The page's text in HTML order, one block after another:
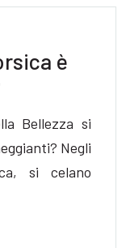
è
Bellezza si
Negli
si celano